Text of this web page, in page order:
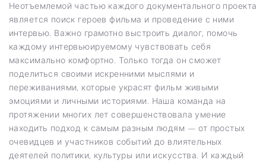
Неотъемлемой частью каждого документального проекта
является поиск героев фильма и проведение с ними
интервью. Важно грамотно выстроить диалог, помочь
каждому интервьюируемому чувствовать себя
максимально комфортно. Только тогда он сможет
поделиться своими искренними мыслями и
переживаниями, которые украсят фильм живыми
эмоциями и личными историями. Наша команда на
протяжении многих лет совершенствовала умение
находить подход к самым разным людям — от простых
очевидцев и участников событий до влиятельных
деятелей политики, культуры или искусства. И каждый